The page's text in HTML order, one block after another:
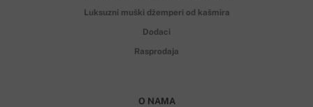
Luksuzni muški džemperi od kašmira
Dodaci
Rasprodaja
O NAMA